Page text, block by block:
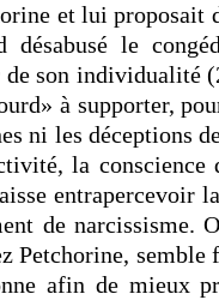
et lui proposait
désabusé le
de son individualité
à supporter,
ni les déceptions
la
entrapercevoir
de narcissisme.
Petchorine,
afin de mieux